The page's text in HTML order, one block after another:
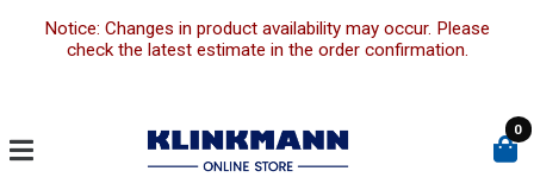
Notice: Changes in product availability may occur. Please
check the latest estimate in the order confirmation.
0